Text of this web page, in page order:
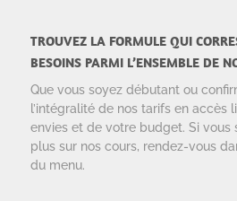
TROUVEZ LA FORMULE QUI
BESOINS PARMI L’ENSEMBLE DE
Que vous soyez débutant ou
l’intégralité de nos tarifs en accès
envies et de votre budget. Si vous
plus sur nos cours, rendez-vous
du menu.